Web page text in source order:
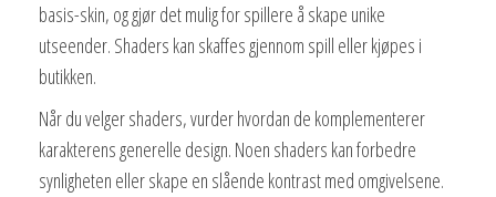
basis-skin, og gjør det mulig for spillere å skape unike
utseender. Shaders kan skaffes gjennom spill eller kjøpes i
butikken.
Når du velger shaders, vurder hvordan de komplementerer
karakterens generelle design. Noen shaders kan forbedre
synligheten eller skape en slående kontrast med omgivelsene.